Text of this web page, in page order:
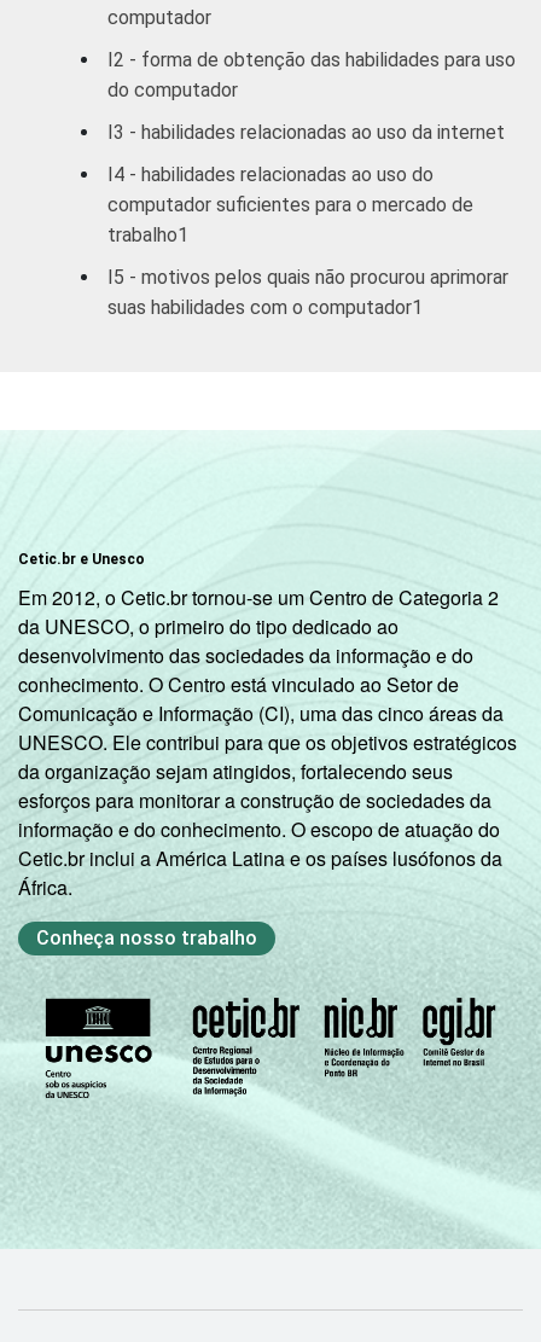
anos
anos
39 44
De 35 a 44
33
De 45 anos ou
mais
27 44
R$381-R$760 21 37
R$1901-
R$3800
43
R$3801 ou
mais
56 22
CLASSE
SOCIAL 5
A 62
B 40 32
C
DE 17 36
SITUAÇÃO
EMPREGO
Trabalhador 46 54
Desempregado - -
Não integra a
população
ativa
4
-
computador
I2 - forma de obtenção das habilidades para uso
do computador
I3 - habilidades relacionadas ao uso da internet
I4 - habilidades relacionadas ao uso do
computador suficientes para o mercado de
trabalho1
I5 - motivos pelos quais não procurou aprimorar
suas habilidades com o computador1
Cetic.br e Unesco
Em 2012, o Cetic.br tornou-se um Centro de Categoria 2
da UNESCO, o primeiro do tipo dedicado ao
desenvolvimento das sociedades da informação e do
conhecimento. O Centro está vinculado ao Setor de
Comunicação e Informação (CI), uma das cinco áreas da
UNESCO. Ele contribui para que os objetivos estratégicos
da organização sejam atingidos, fortalecendo seus
esforços para monitorar a construção de sociedades da
informação e do conhecimento. O escopo de atuação do
Cetic.br inclui a América Latina e os países lusófonos da
África.
Conheça nosso trabalho